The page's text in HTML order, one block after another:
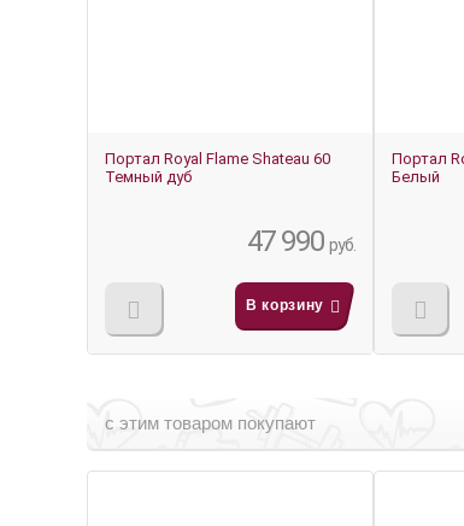
Портал Royal Flame Shateau 60
Темный дуб
47 990руб.
В корзину
Портал
Белый
с этим товаром покупают